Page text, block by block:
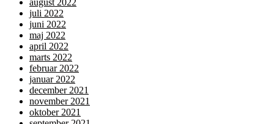
juli 2022
juni 2022
maj 2022
april 2022
marts 2022
februar 2022
januar 2022
december 2021
november 2021
oktober 2021